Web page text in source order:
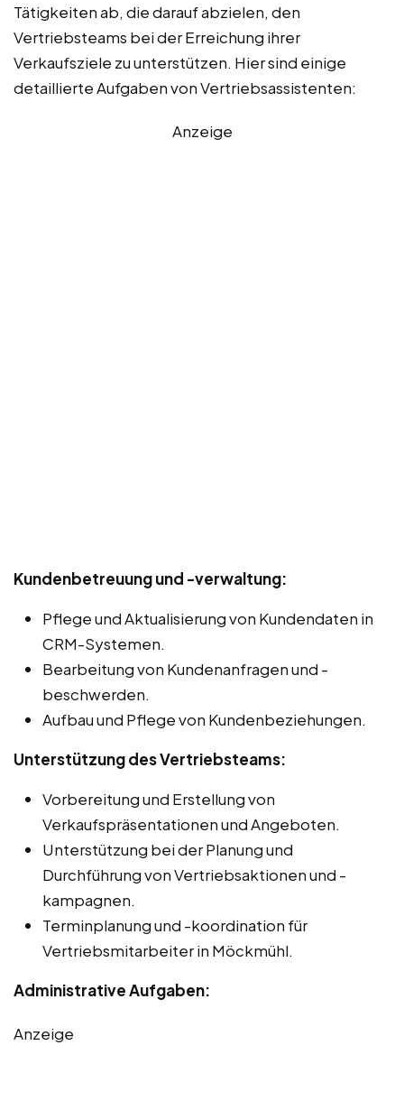
Tätigkeiten ab, die darauf abzielen, den
Vertriebsteams bei der Erreichung ihrer
Verkaufsziele zu unterstützen. Hier sind einige
detaillierte Aufgaben von Vertriebsassistenten:
Anzeige
Kundenbetreuung und -verwaltung:
Pflege und Aktualisierung von Kundendaten in
CRM-Systemen.
Bearbeitung von Kundenanfragen und -
beschwerden.
Aufbau und Pflege von Kundenbeziehungen.
Unterstützung des Vertriebsteams:
Vorbereitung und Erstellung von
Verkaufspräsentationen und Angeboten.
Unterstützung bei der Planung und
Durchführung von Vertriebsaktionen und -
kampagnen.
Terminplanung und -koordination für
Vertriebsmitarbeiter in Möckmühl.
Administrative Aufgaben:
Anzeige